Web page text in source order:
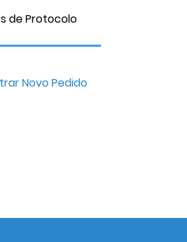
de Protocolo
Novo Pedido